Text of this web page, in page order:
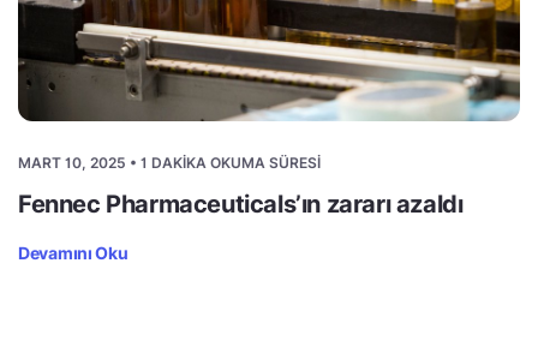
MART 10, 2025 • 1 DAKIKA OKUMA SÜRESI
Fennec Pharmaceuticals’ın zararı azaldı
Devamını Oku